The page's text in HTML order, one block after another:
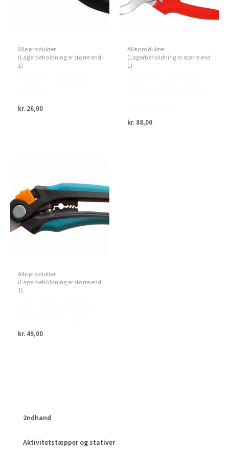
2ndhand
Aktivitetstæpper og stativer
Alle produkter
(Lagerbeholdning er større end
1)
kr. 26,00
Alle produkter
(Lagerbeholdning er større end
1)
kr. 88,00
Alle produkter
(Lagerbeholdning er større end
1)
kr. 49,00